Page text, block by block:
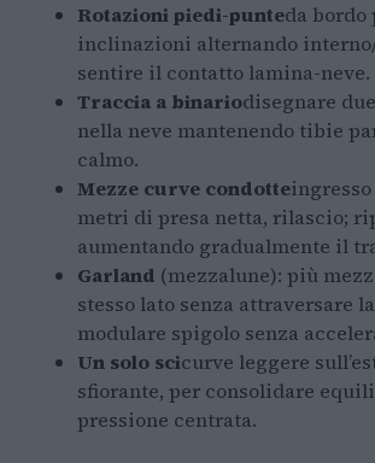
Rotazioni piedi-punteda bordo
inclinazioni alternando
sentire il contatto lamina-neve.
Traccia a binariodisegnare
nella neve mantenendo tibie
calmo.
Mezze curve condotte
metri di presa netta, rilascio;
aumentando gradualmente il
Garland (mezzalune): più
stesso lato senza attraversare
modulare spigolo senza
Un solo scicurve leggere
sfiorante, per consolidare
pressione centrata.